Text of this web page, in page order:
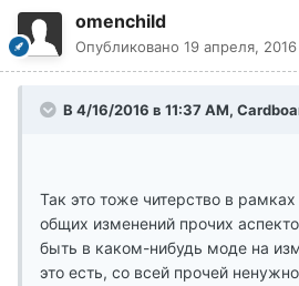
omenchild
Опубликовано 19 апреля, 2016
В 4/16/2016 в 11:37 AM,
Так это тоже читерство в
общих изменений прочих
быть в каком-нибудь моде на
это есть, со всей прочей